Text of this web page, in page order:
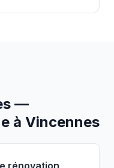
—
à Vincennes
rénovation